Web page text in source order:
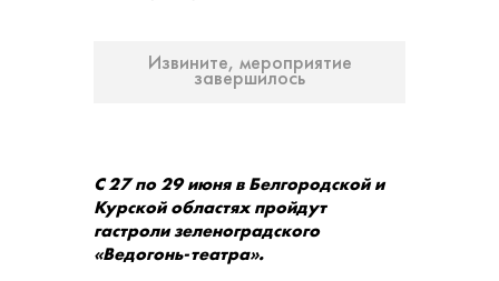
Извините, мероприятие
завершилось
С 27 по 29 июня в Белгородской и
Курской областях пройдут
гастроли зеленоградского
«Ведогонь-театра».